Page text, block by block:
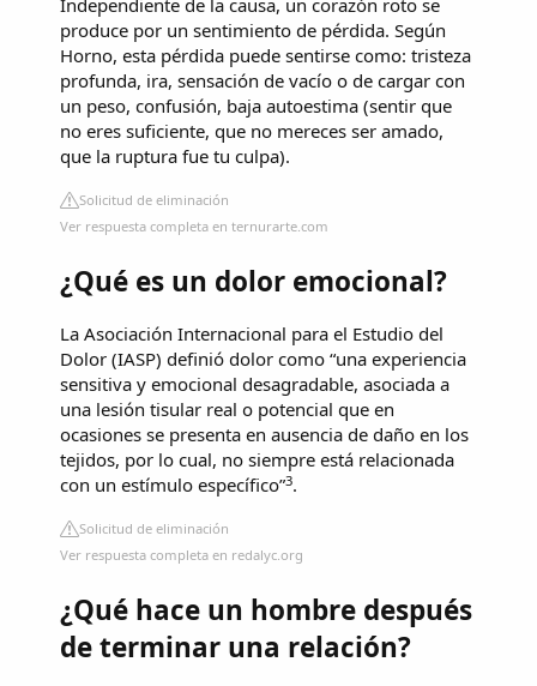
produce por un sentimiento de pérdida. Según
Horno, esta pérdida puede sentirse como: tristeza
profunda, ira, sensación de vacío o de cargar con
un peso, confusión, baja autoestima (sentir que
no eres suficiente, que no mereces ser amado,
que la ruptura fue tu culpa).
Solicitud de eliminación
Ver respuesta completa en ternurarte.com
¿Qué es un dolor emocional?
La Asociación Internacional para el Estudio del
Dolor (IASP) definió dolor como “una experiencia
sensitiva y emocional desagradable, asociada a
una lesión tisular real o potencial que en
ocasiones se presenta en ausencia de daño en los
tejidos, por lo cual, no siempre está relacionada
con un estímulo específico”3.
Solicitud de eliminación
Ver respuesta completa en redalyc.org
¿Qué hace un hombre después
de terminar una relación?